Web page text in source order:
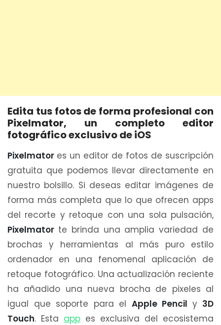
Edita tus fotos de forma profesional con
Pixelmator, un completo editor
fotográfico exclusivo de iOS
Pixelmator es un editor de fotos de suscripción
gratuita que podemos llevar directamente en
nuestro bolsillo. Si deseas editar imágenes de
forma más completa que lo que ofrecen apps
del recorte y retoque con una sola pulsación,
Pixelmator te brinda una amplia variedad de
brochas y herramientas al más puro estilo
ordenador en una fenomenal aplicación de
retoque fotográfico. Una actualización reciente
ha añadido una nueva brocha de pixeles al
igual que soporte para el Apple Pencil y 3D
Touch. Esta app es exclusiva del ecosistema